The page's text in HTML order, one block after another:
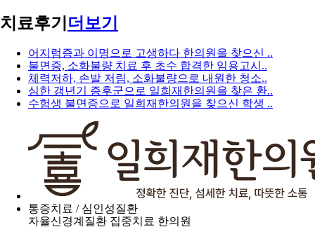
치료후기 더보기
어지럼증과 이명으로 고생하다 한의원을 찾으신 ..
불면증, 소화불량 치료 후 초수 합격한 임용고시..
체력저하, 손발 저림, 소화불량으로 내원한 청소..
심한 갱년기 증후군으로 일희재한의원을 찾은 환..
수험생 불면증으로 일희재한의원을 찾으신 학생 ..
통증치료 / 심인성질환
자율신경계질환 집중치료 한의원